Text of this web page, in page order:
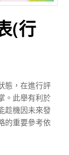
(行
態，在進行評
。此舉有利於
趁機因未來發
的重要參考依